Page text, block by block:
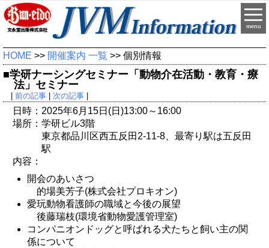
menu
HOME >> 開催案内 一覧 >> 個別情報
■学研ナーシングセミナー「動物介在活動・教育・療
法」セミナー
| 前の記事| 次の記事|
日時：2025年6月15日(日)13:00～16:00
場所：学研ビル3階
東京都品川区西五反田2-11-8、最寄り駅は五反田
駅
内容：
開会のあいさつ
的場美芳子(株式会社プロキオン)
愛玩動物看護師の職域と今後の展望
後藤瑞枝(環境省動物愛護管理室)
コンパニオンドッグと呼ばれる犬たちと飼い主の関
係について